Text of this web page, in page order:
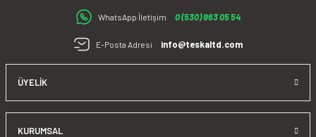
satış sonrasında da çözüm ortağı olarak sizlere sunmaktır.
WhatsApp İletişim 0 (530) 963 05 54
E-Posta Adresi info@teskaltd.com
ÜYELIK
KURUMSAL